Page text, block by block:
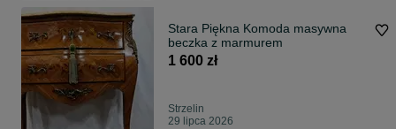
Stara Piękna Komoda masywna
beczka z marmurem
1 600 zł
Strzelin
29 lipca 2026